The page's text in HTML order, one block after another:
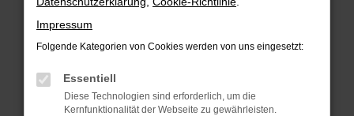
Laden andere Webseiten, zum Beispiel deine
Suchmaschine?
Prüfe deine Browsererweiterungen.
können das Laden bestimmter Seiten
verhindern. Funktioniert die Seite in einem
Impressum
Folgende Kategorien von Cookies werden von uns eingesetzt:
Essentiell
Diese Technologien sind erforderlich, um die
Kernfunktionalität der Webseite zu gewährleisten.